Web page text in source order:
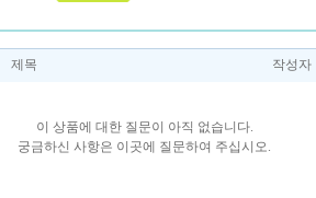
제목 작성자
이 상품에 대한 질문이 아직 없습니다.
궁금하신 사항은 이곳에 질문하여 주십시오.